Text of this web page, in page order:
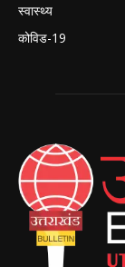
स्वास्थ्य
कोविड-19